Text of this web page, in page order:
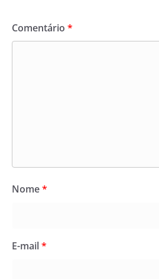
Comentário *
Nome*
E-mail*